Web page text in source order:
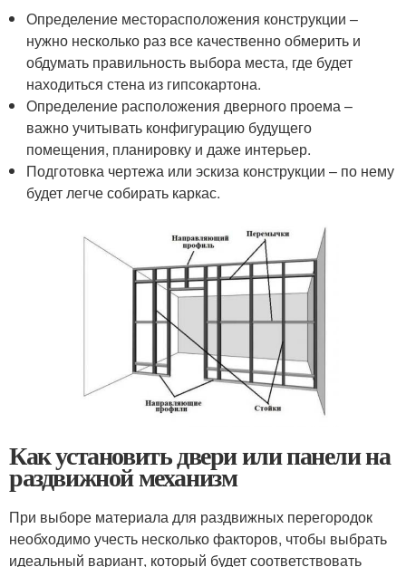
Определение месторасположения конструкции –
нужно несколько раз все качественно обмерить и
обдумать правильность выбора места, где будет
находиться стена из гипсокартона.
Определение расположения дверного проема –
важно учитывать конфигурацию будущего
помещения, планировку и даже интерьер.
Подготовка чертежа или эскиза конструкции – по нему
будет легче собирать каркас.
Как установить двери или панели на
раздвижной механизм
При выборе материала для раздвижных перегородок
необходимо учесть несколько факторов, чтобы выбрать
идеальный вариант, который будет соответствовать